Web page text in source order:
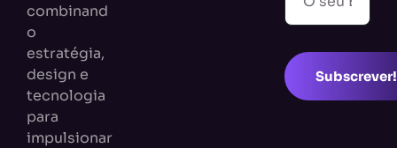
combinand
o
estratégia,
design e
tecnologia
para
impulsionar
Subscrever!